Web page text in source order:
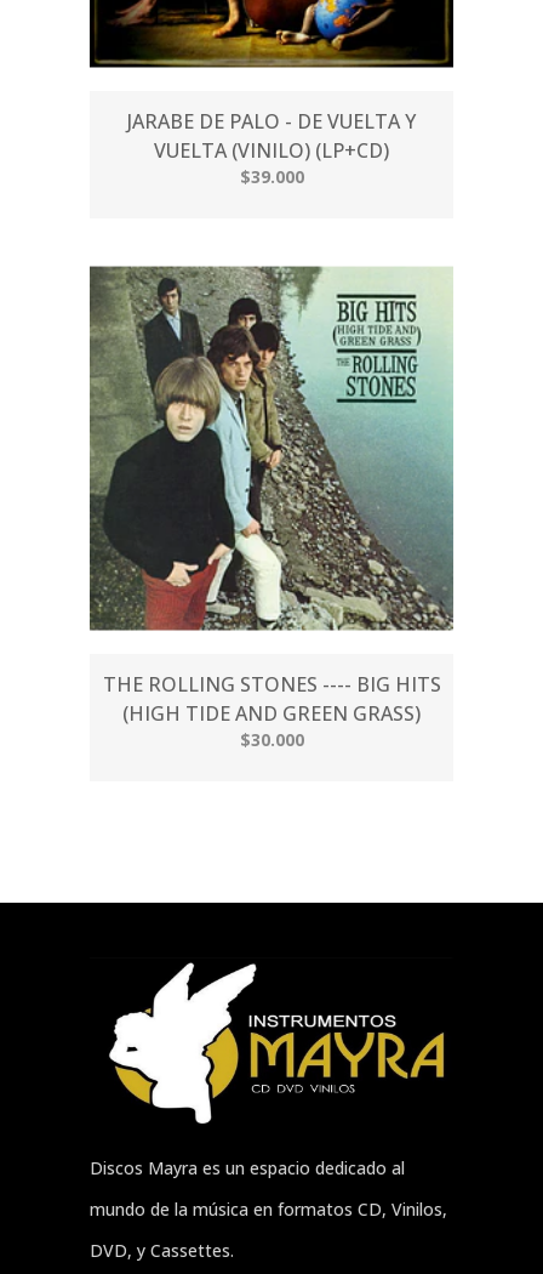
JARABE DE PALO - DE VUELTA Y
VUELTA (VINILO) (LP+CD)
$39.000
THE ROLLING STONES ---- BIG HITS
(HIGH TIDE AND GREEN GRASS)
$30.000
Discos Mayra es un espacio dedicado al
mundo de la música en formatos CD, Vinilos,
DVD, y Cassettes.